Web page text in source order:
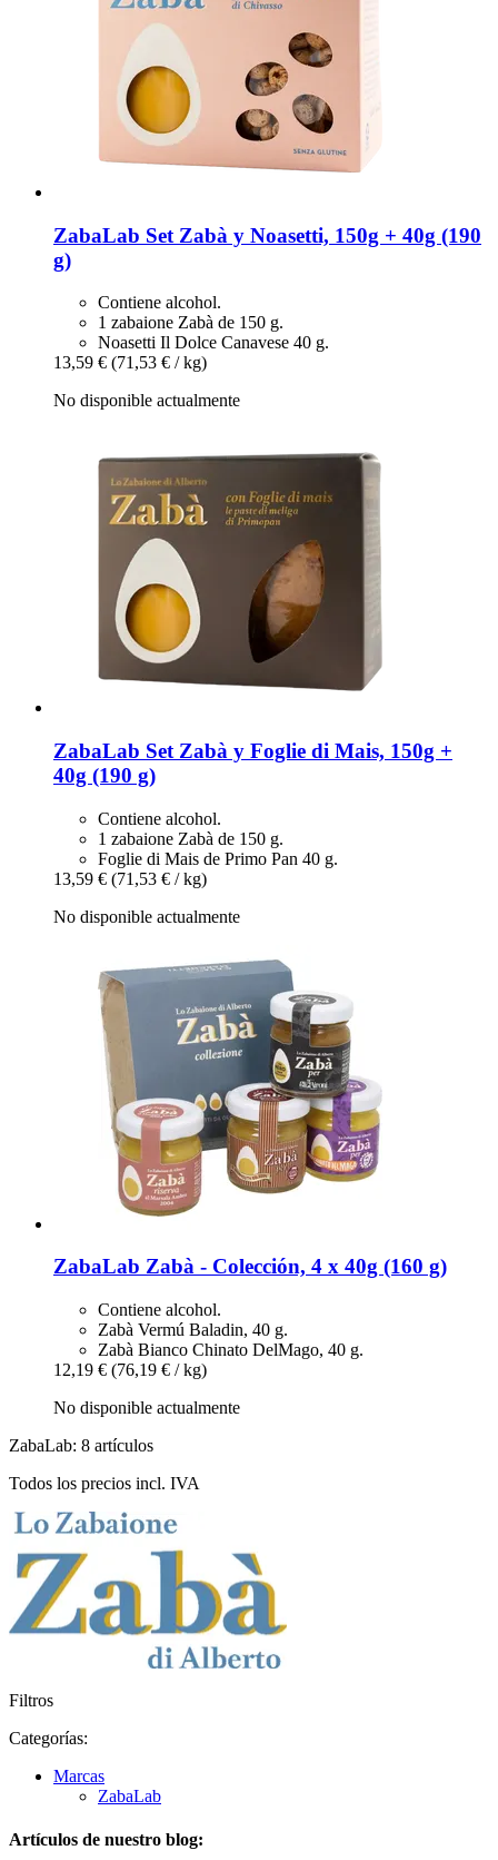
ZabaLab Set Zabà y Noasetti, 150g + 40g (190
g)
Contiene alcohol.
1 zabaione Zabà de 150 g.
Noasetti Il Dolce Canavese 40 g.
13,59 € (71,53 € / kg)
No disponible actualmente
ZabaLab Set Zabà y Foglie di Mais, 150g +
40g (190 g)
Contiene alcohol.
1 zabaione Zabà de 150 g.
Foglie di Mais de Primo Pan 40 g.
13,59 € (71,53 € / kg)
No disponible actualmente
ZabaLab Zabà -​ Colección, 4 x 40g (160 g)
Contiene alcohol.
Zabà Vermú Baladin, 40 g.
Zabà Bianco Chinato DelMago, 40 g.
12,19 € (76,19 € / kg)
No disponible actualmente
ZabaLab: 8 artículos
Todos los precios incl. IVA
Filtros
Categorías:
Marcas
ZabaLab
Artículos de nuestro blog: